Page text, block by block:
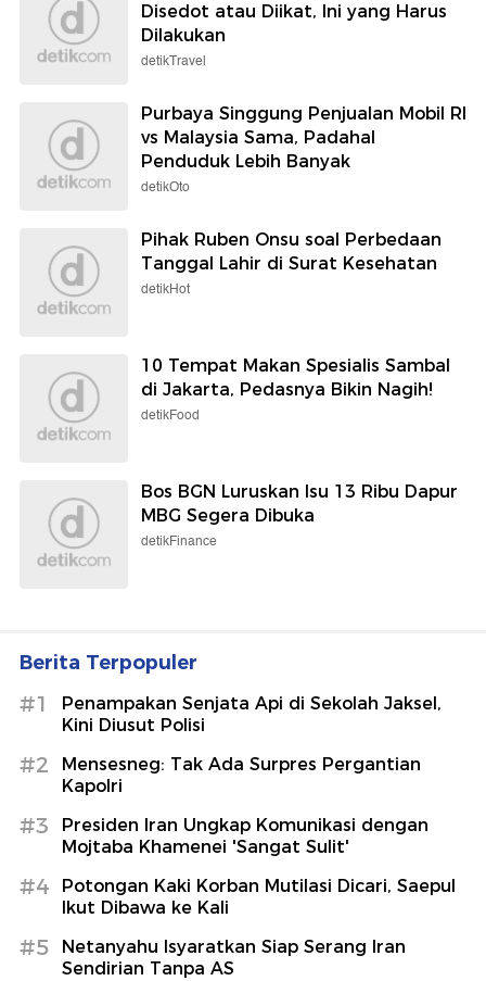
Disedot atau Diikat, Ini yang Harus
Dilakukan
detikTravel
Purbaya Singgung Penjualan Mobil RI
vs Malaysia Sama, Padahal
Penduduk Lebih Banyak
detikOto
Pihak Ruben Onsu soal Perbedaan
Tanggal Lahir di Surat Kesehatan
detikHot
10 Tempat Makan Spesialis Sambal
di Jakarta, Pedasnya Bikin Nagih!
detikFood
Bos BGN Luruskan Isu 13 Ribu Dapur
MBG Segera Dibuka
detikFinance
Berita Terpopuler
#1
Penampakan Senjata Api di Sekolah Jaksel,
Kini Diusut Polisi
#2
Mensesneg: Tak Ada Surpres Pergantian
Kapolri
#3
Presiden Iran Ungkap Komunikasi dengan
Mojtaba Khamenei 'Sangat Sulit'
#4
Potongan Kaki Korban Mutilasi Dicari, Saepul
Ikut Dibawa ke Kali
#5
Netanyahu Isyaratkan Siap Serang Iran
Sendirian Tanpa AS